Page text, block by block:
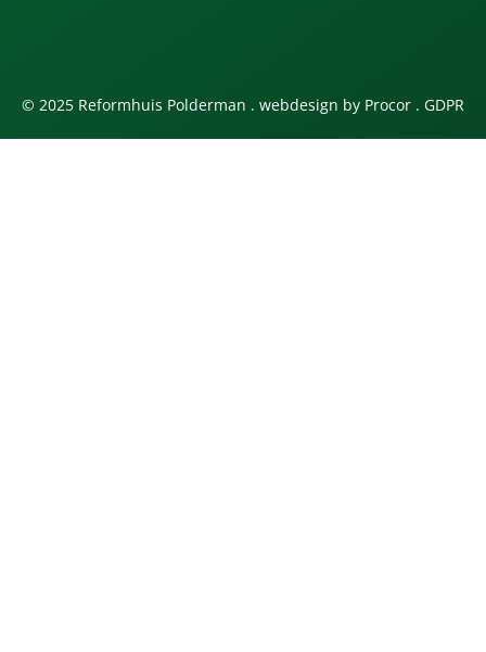
© 2025 Reformhuis Polderman . webdesign by Procor . GDPR